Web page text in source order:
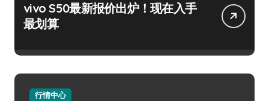
vivo S50最新报价出炉！现在入手
最划算
行情中心